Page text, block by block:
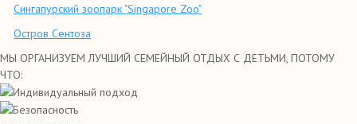
Сингапурский зоопарк "Singapore Zoo"
Остров Сентоза
МЫ ОРГАНИЗУЕМ ЛУЧШИЙ СЕМЕЙНЫЙ ОТДЫХ С ДЕТЬМИ, ПОТОМУ
ЧТО:
Индивидуальный подход
Безопасность